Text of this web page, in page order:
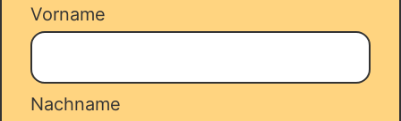
stellen parallel dazu ihren Antrag über
unseren
Vorname
Nachname